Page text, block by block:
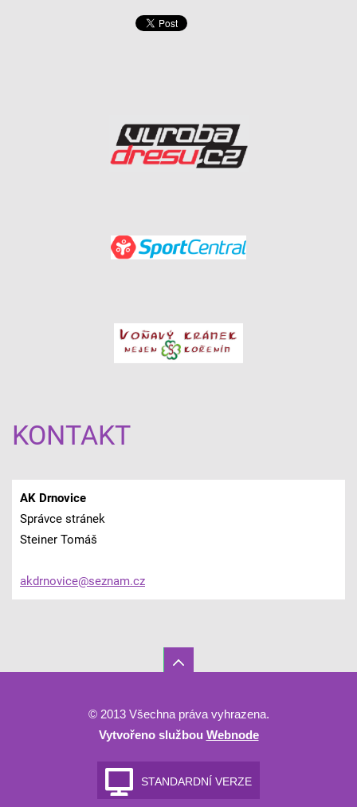
KONTAKT
AK Drnovice
Správce stránek
Steiner Tomáš
akdrnovice@seznam.cz
© 2013 Všechna práva vyhrazena.
Vytvořeno službou Webnode
STANDARDNÍ VERZE